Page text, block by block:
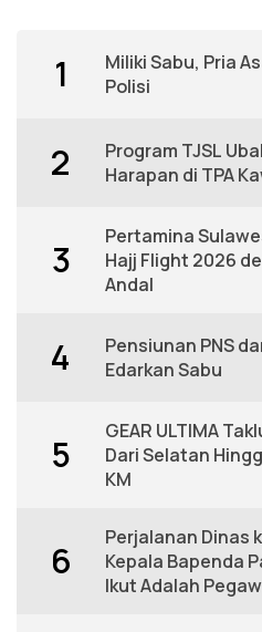
1
Miliki Sabu, Pria
Polisi
2
Program TJSL
Harapan di TPA
3
Pertamina
Hajj Flight 2026
Andal
4
Pensiunan PNS
Edarkan Sabu
5
GEAR ULTIMA
Dari Selatan
KM
6
Perjalanan Dinas
Kepala Bapenda
Ikut Adalah